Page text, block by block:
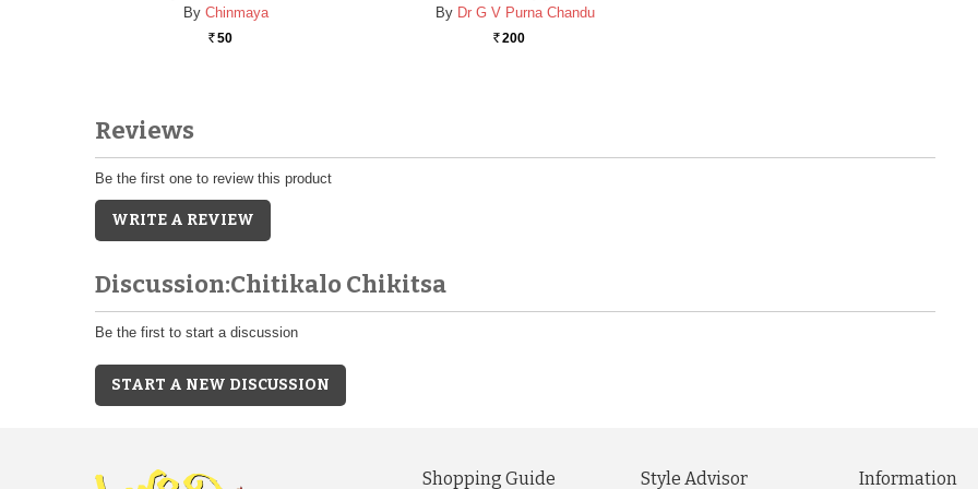
By Chinmaya
Rs. 50
By Dr G V Purna Chandu
Rs. 200
Reviews
Be the first one to review this product
WRITE A REVIEW
Discussion:Chitikalo Chikitsa
Be the first to start a discussion
START A NEW DISCUSSION
Shopping Guide Style Advisor Information